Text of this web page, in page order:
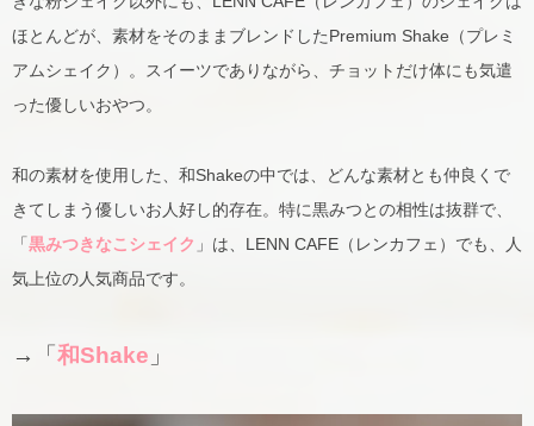
ほとんどが、素材をそのままブレンドしたPremium Shake（プレミ
アムシェイク）。スイーツでありながら、チョットだけ体にも気遣
った優しいおやつ。
和の素材を使用した、和Shakeの中では、どんな素材とも仲良くで
きてしまう優しいお人好し的存在。特に黒みつとの相性は抜群で、
「 黒みつきなこシェイク 」は、LENN CAFE（レンカフェ）でも、人
気上位の人気商品です。
→「和Shake 」